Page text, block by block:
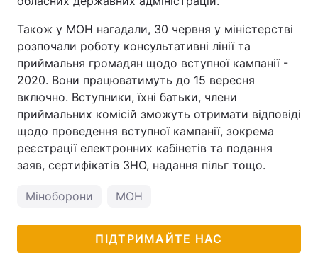
Також у МОН нагадали, 30 червня у міністерстві
розпочали роботу консультативні лінії та
приймальня громадян щодо вступної кампанії -
2020. Вони працюватимуть до 15 вересня
включно. Вступники, їхні батьки, члени
приймальних комісій зможуть отримати відповіді
щодо проведення вступної кампанії, зокрема
реєстрації електронних кабінетів та подання
заяв, сертифікатів ЗНО, надання пільг тощо.
Міноборони МОН
ПІДТРИМАЙТЕ НАС